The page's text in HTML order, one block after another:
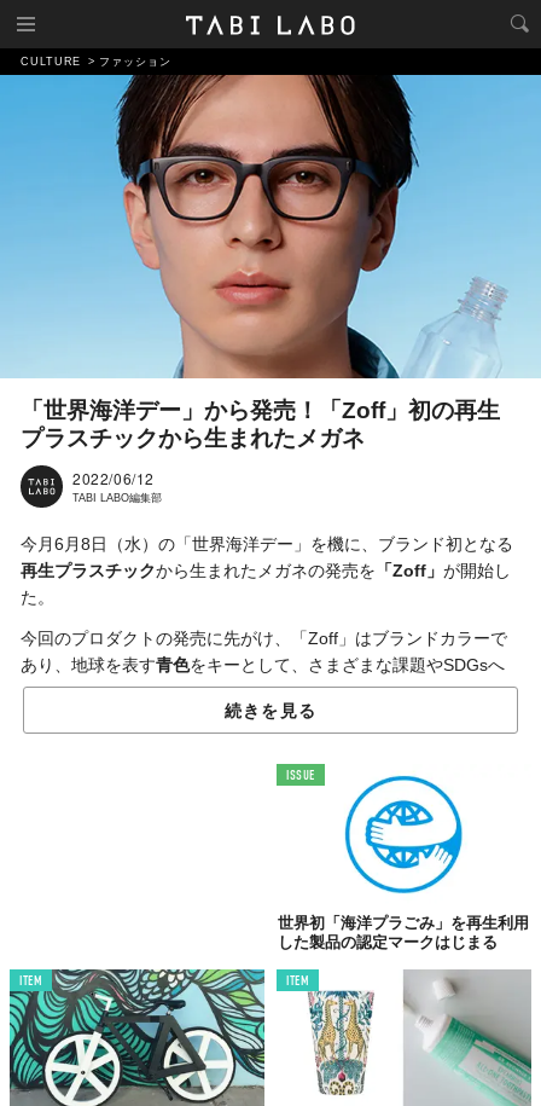
CULTURE ファッション
「世界海洋デー」から発売！「Zoff」初の再生
プラスチックから生まれたメガネ
2022/06/12
TABI LABO編集部
今月6月8日（水）の「世界海洋デー」を機に、ブランド初となる
再生プラスチックから生まれたメガネの発売を 「Zoff」 が開始し
た。
今回のプロダクトの発売に先がけ、「Zoff」はブランドカラーで
あり、地球を表す青色をキーとして、さまざまな課題やSDGsへ
の取り組みを考えていく新プロジェクト「See Blue Project」を始
サステナブルなメガネ
#14（シーブルー ナンバーフォーティーン）」だ。
続きを見る
ISSUE
世界初「海洋プラごみ」を再生利用
した製品の認定マークはじまる
ITEM ITEM